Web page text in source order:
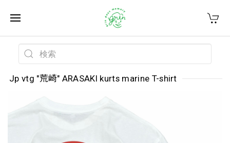
Jp vtg "荒崎" ARASAKI kurts marine T-shirt